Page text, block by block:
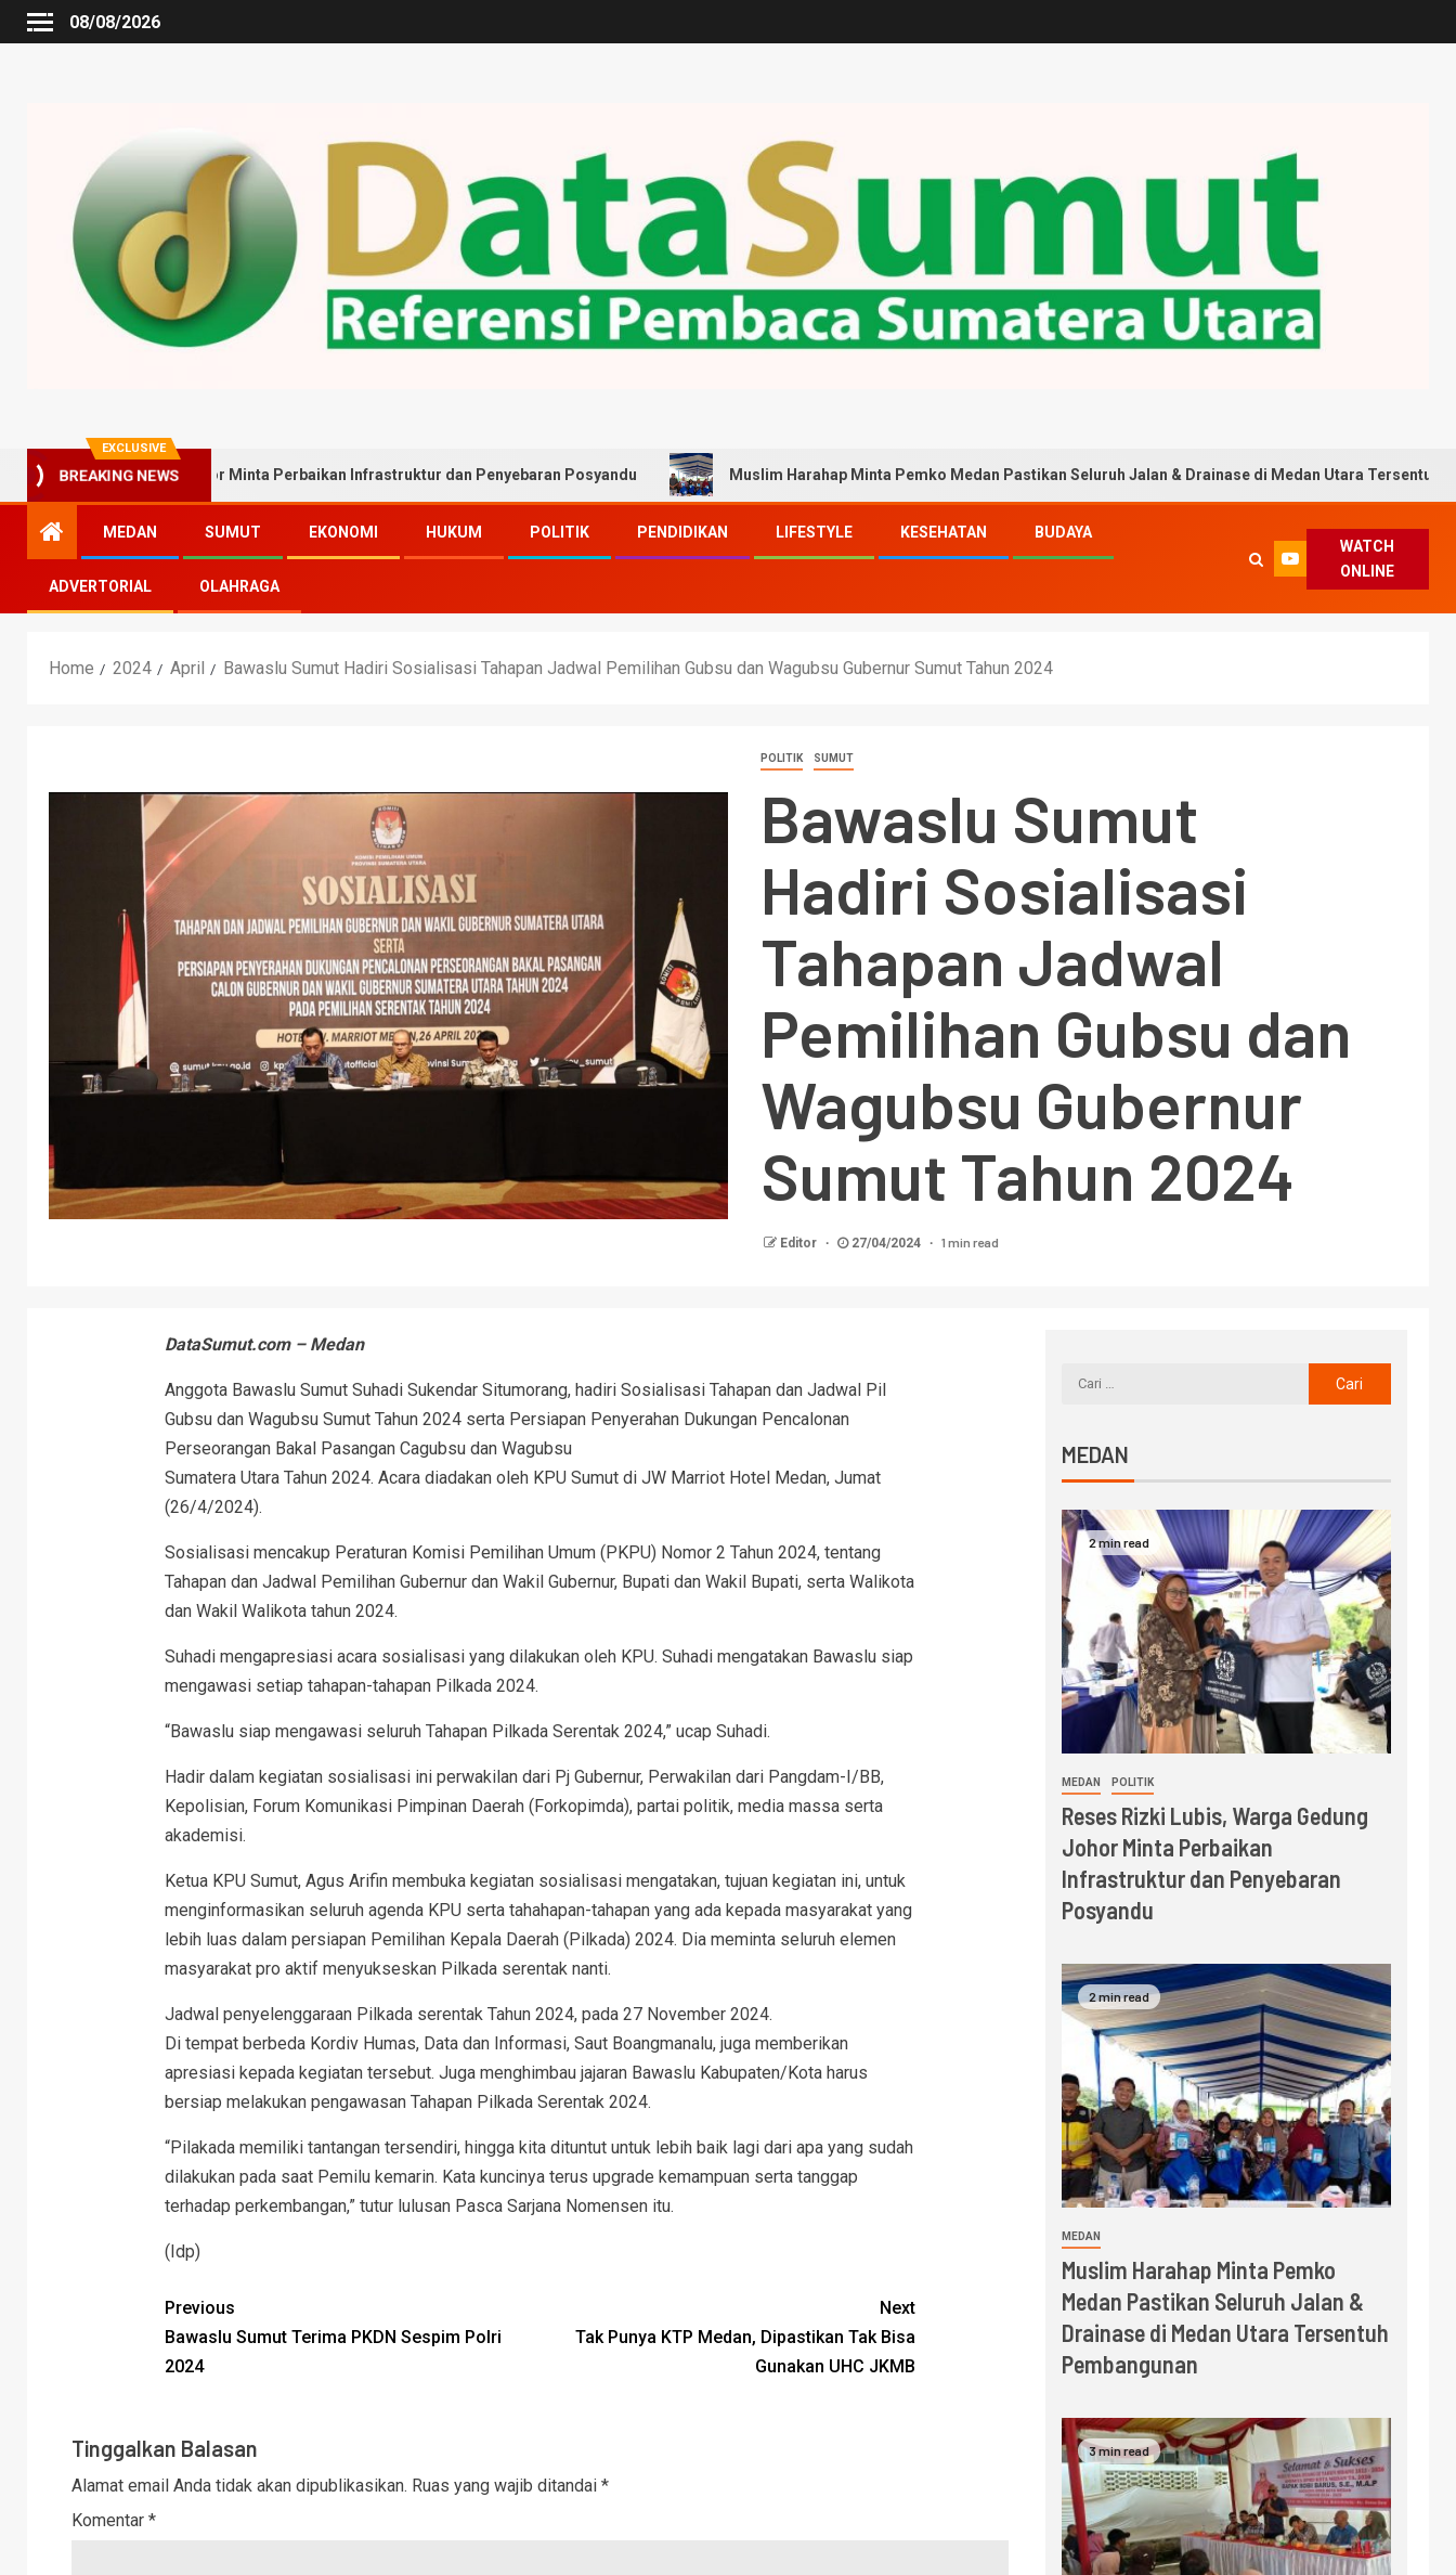
08/08/2026
EXCLUSIVE
BREAKING NEWS
Gedung Johor Minta Perbaikan Infrastruktur dan Penyebaran Posyandu Muslim Harahap Minta Pemko Medan Pastikan Seluruh Jalan & Drainase di Medan Utara Tersentuh Pembangunan
MEDAN SUMUT EKONOMI HUKUM POLITIK PENDIDIKAN LIFESTYLE KESEHATAN BUDAYA
ADVERTORIAL OLAHRAGA
WATCH
ONLINE
Home 2024 April Bawaslu Sumut Hadiri Sosialisasi Tahapan Jadwal Pemilihan Gubsu dan Wagubsu Gubernur Sumut Tahun 2024
POLITIK SUMUT
Bawaslu Sumut
Hadiri Sosialisasi
Tahapan Jadwal
Pemilihan Gubsu dan
Wagubsu Gubernur
Sumut Tahun 2024
Editor 27/04/2024 1 min read
DataSumut.com – Medan
Anggota Bawaslu Sumut Suhadi Sukendar Situmorang, hadiri Sosialisasi Tahapan dan Jadwal Pil
Gubsu dan Wagubsu Sumut Tahun 2024 serta Persiapan Penyerahan Dukungan Pencalonan
Perseorangan Bakal Pasangan Cagubsu dan Wagubsu
Sumatera Utara Tahun 2024. Acara diadakan oleh KPU Sumut di JW Marriot Hotel Medan, Jumat
(26/4/2024).
Sosialisasi mencakup Peraturan Komisi Pemilihan Umum (PKPU) Nomor 2 Tahun 2024, tentang
Tahapan dan Jadwal Pemilihan Gubernur dan Wakil Gubernur, Bupati dan Wakil Bupati, serta Walikota
dan Wakil Walikota tahun 2024.
Suhadi mengapresiasi acara sosialisasi yang dilakukan oleh KPU. Suhadi mengatakan Bawaslu siap
mengawasi setiap tahapan-tahapan Pilkada 2024.
“Bawaslu siap mengawasi seluruh Tahapan Pilkada Serentak 2024,” ucap Suhadi.
Hadir dalam kegiatan sosialisasi ini perwakilan dari Pj Gubernur, Perwakilan dari Pangdam-I/BB,
Kepolisian, Forum Komunikasi Pimpinan Daerah (Forkopimda), partai politik, media massa serta
akademisi.
Ketua KPU Sumut, Agus Arifin membuka kegiatan sosialisasi mengatakan, tujuan kegiatan ini, untuk
menginformasikan seluruh agenda KPU serta tahahapan-tahapan yang ada kepada masyarakat yang
lebih luas dalam persiapan Pemilihan Kepala Daerah (Pilkada) 2024. Dia meminta seluruh elemen
masyarakat pro aktif menyukseskan Pilkada serentak nanti.
Jadwal penyelenggaraan Pilkada serentak Tahun 2024, pada 27 November 2024.
Di tempat berbeda Kordiv Humas, Data dan Informasi, Saut Boangmanalu, juga memberikan
apresiasi kepada kegiatan tersebut. Juga menghimbau jajaran Bawaslu Kabupaten/Kota harus
bersiap melakukan pengawasan Tahapan Pilkada Serentak 2024.
“Pilakada memiliki tantangan tersendiri, hingga kita dituntut untuk lebih baik lagi dari apa yang sudah
dilakukan pada saat Pemilu kemarin. Kata kuncinya terus upgrade kemampuan serta tanggap
terhadap perkembangan,” tutur lulusan Pasca Sarjana Nomensen itu.
(Idp)
Previous
Bawaslu Sumut Terima PKDN Sespim Polri
2024
Next
Tak Punya KTP Medan, Dipastikan Tak Bisa
Gunakan UHC JKMB
Tinggalkan Balasan
Alamat email Anda tidak akan dipublikasikan. Ruas yang wajib ditandai *
Komentar *
MEDAN
2 min read
MEDAN POLITIK
Reses Rizki Lubis, Warga Gedung
Johor Minta Perbaikan
Infrastruktur dan Penyebaran
Posyandu
2 min read
MEDAN
Muslim Harahap Minta Pemko
Medan Pastikan Seluruh Jalan &
Drainase di Medan Utara Tersentuh
Pembangunan
3 min read